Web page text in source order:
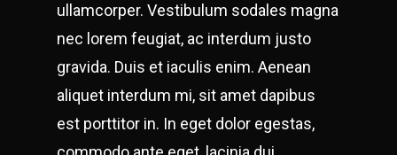
ullamcorper. Vestibulum sodales magna
nec lorem feugiat, ac interdum justo
gravida. Duis et iaculis enim. Aenean
aliquet interdum mi, sit amet dapibus
est porttitor in. In eget dolor egestas,